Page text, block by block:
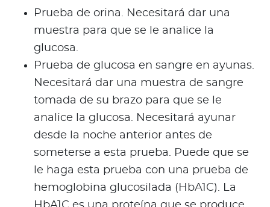
Prueba de orina. Necesitará dar una
muestra para que se le analice la
glucosa.
Prueba de glucosa en sangre en ayunas.
Necesitará dar una muestra de sangre
tomada de su brazo para que se le
analice la glucosa. Necesitará ayunar
desde la noche anterior antes de
someterse a esta prueba. Puede que se
le haga esta prueba con una prueba de
hemoglobina glucosilada (HbA1C). La